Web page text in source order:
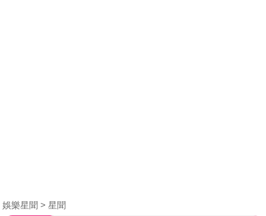
娛樂星聞 星聞